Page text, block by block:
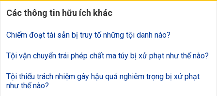
Các thông tin hữu ích khác
Chiếm đoạt tài sản bị truy tố những tội danh nào?
Tội vận chuyển trái phép chất ma túy bị xử phạt như thế nào?
Tội thiếu trách nhiệm gây hậu quả nghiêm trọng bị xử phạt
như thế nào?